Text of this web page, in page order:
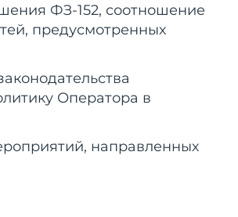
ФЗ-152, соотношение
предусмотренных
Оператора в
направленных